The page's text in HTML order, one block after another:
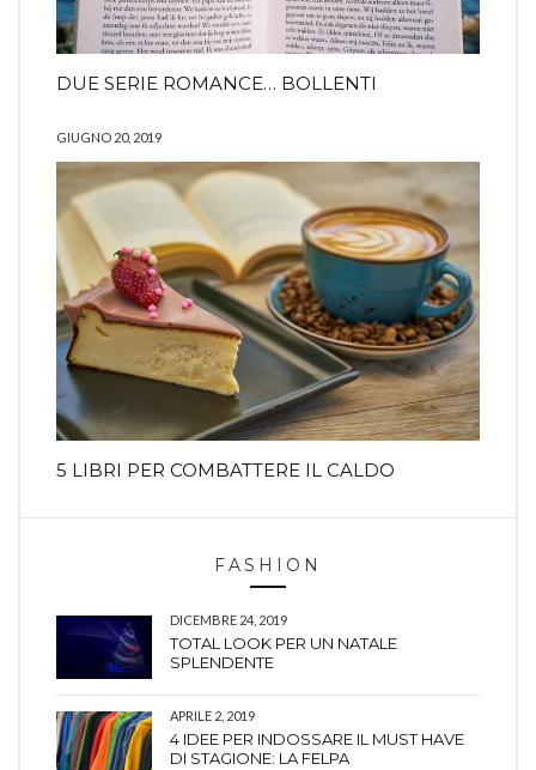
DUE SERIE ROMANCE… BOLLENTI
GIUGNO 20, 2019
5 LIBRI PER COMBATTERE IL CALDO
FASHION
DICEMBRE 24, 2019
TOTAL LOOK PER UN NATALE
SPLENDENTE
APRILE 2, 2019
4 IDEE PER INDOSSARE IL MUST HAVE
DI STAGIONE: LA FELPA